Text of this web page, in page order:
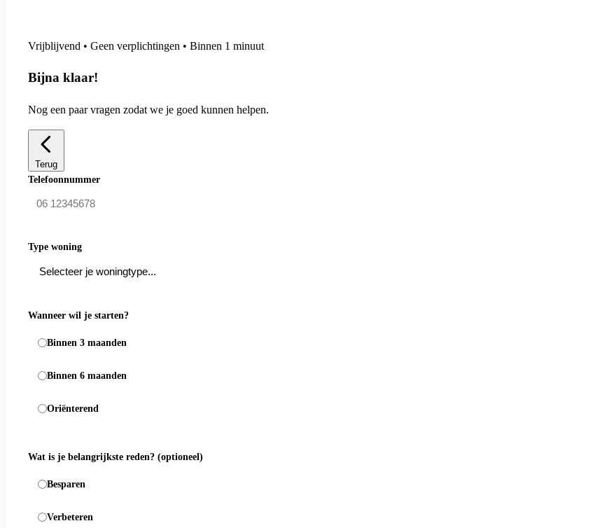
Vrijblijvend • Geen verplichtingen • Binnen 1 minuut
Bijna klaar!
Nog een paar vragen zodat we je goed kunnen helpen.
Terug
Telefoonnummer
Type woning
Wanneer wil je starten?
Binnen 3 maanden
Binnen 6 maanden
Oriënterend
Wat is je belangrijkste reden? (optioneel)
Besparen
Verbeteren